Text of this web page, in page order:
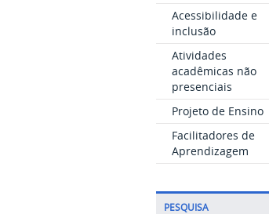
Acessibilidade e
inclusão
Atividades
acadêmicas não
presenciais
Projeto de Ensino
Facilitadores de
Aprendizagem
PESQUISA